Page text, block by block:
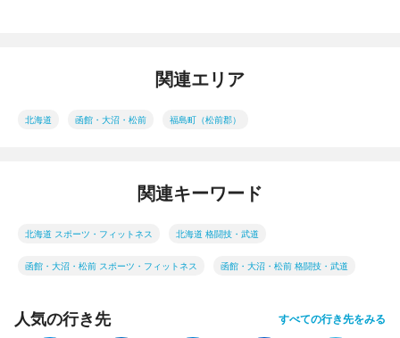
関連エリア
北海道 函館・大沼・松前 福島町（松前郡）
関連キーワード
北海道 スポーツ・フィットネス 北海道 格闘技・武道
函館・大沼・松前 スポーツ・フィットネス 函館・大沼・松前 格闘技・武道
人気の行き先 すべての行き先をみる